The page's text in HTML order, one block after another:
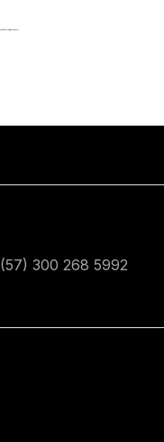
300 268 5992